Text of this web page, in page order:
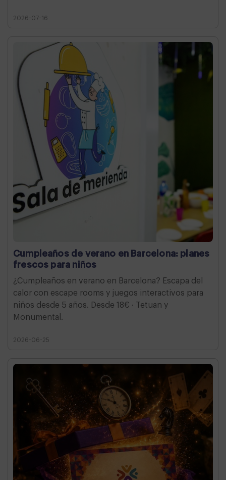
2026-07-16
Cumpleaños de verano en Barcelona: planes
frescos para niños
¿Cumpleaños en verano en Barcelona? Escapa del
calor con escape rooms y juegos interactivos para
niños desde 5 años. Desde 18€ · Tetuan y
Monumental.
2026-06-25